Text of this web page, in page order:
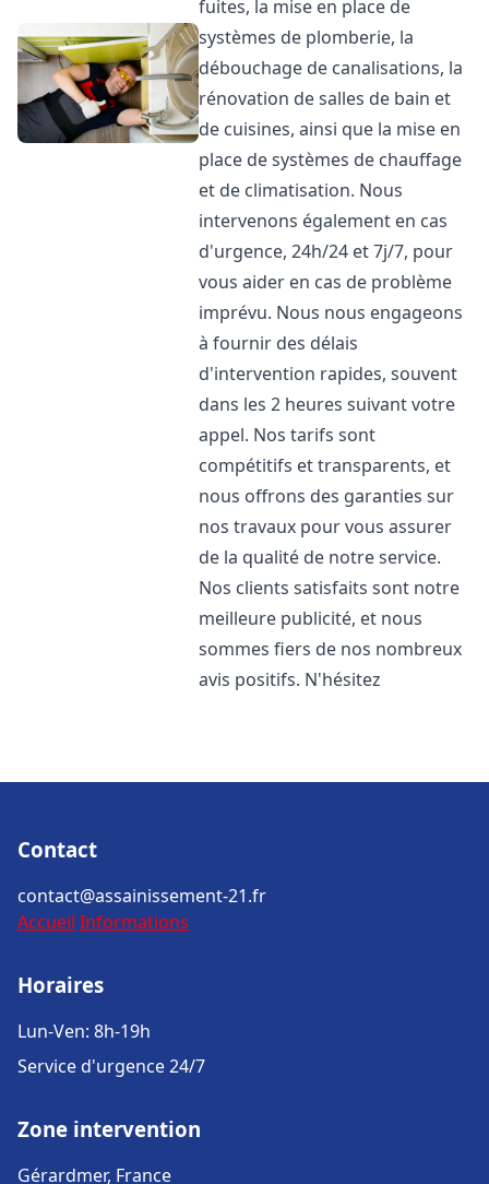
fuites, la mise en place de
systèmes de plomberie, la
débouchage de canalisations, la
rénovation de salles de bain et
de cuisines, ainsi que la mise en
place de systèmes de chauffage
et de climatisation. Nous
intervenons également en cas
d'urgence, 24h/24 et 7j/7, pour
vous aider en cas de problème
imprévu. Nous nous engageons
à fournir des délais
d'intervention rapides, souvent
dans les 2 heures suivant votre
appel. Nos tarifs sont
compétitifs et transparents, et
nous offrons des garanties sur
nos travaux pour vous assurer
de la qualité de notre service.
Nos clients satisfaits sont notre
meilleure publicité, et nous
sommes fiers de nos nombreux
avis positifs. N'hésitez
Contact
contact@assainissement-21.fr
Accueil Informations
Horaires
Lun-Ven: 8h-19h
Service d'urgence 24/7
Zone intervention
Gérardmer, France